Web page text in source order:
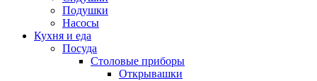
Подушки
Насосы
Кухня и еда
Посуда
Столовые приборы
Открывашки